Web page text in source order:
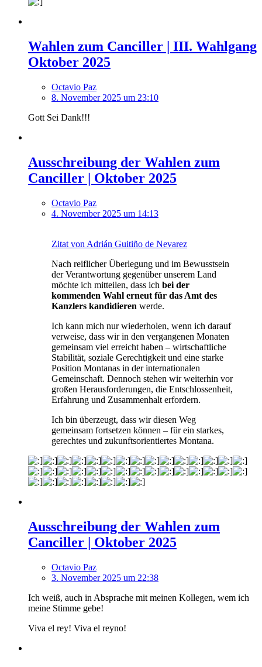
Wahlen zum Canciller | III. Wahlgang
Oktober 2025
Octavio Paz
8. November 2025 um 23:10
Gott Sei Dank!!!
Ausschreibung der Wahlen zum
Canciller | Oktober 2025
Octavio Paz
4. November 2025 um 14:13
Zitat von Adrián Guitiño de Nevarez
Nach reiflicher Überlegung und im Bewusstsein
der Verantwortung gegenüber unserem Land
möchte ich mitteilen, dass ich bei der
kommenden Wahl erneut für das Amt des
Kanzlers kandidieren werde.
Ich kann mich nur wiederholen, wenn ich darauf
verweise, dass wir in den vergangenen Monaten
gemeinsam viel erreicht haben – wirtschaftliche
Stabilität, soziale Gerechtigkeit und eine starke
Position Montanas in der internationalen
Gemeinschaft. Dennoch stehen wir weiterhin vor
großen Herausforderungen, die Entschlossenheit,
Erfahrung und Zusammenhalt erfordern.
Ich bin überzeugt, dass wir diesen Weg
gemeinsam fortsetzen können – für ein starkes,
gerechtes und zukunftsorientiertes Montana.
Ausschreibung der Wahlen zum
Canciller | Oktober 2025
Octavio Paz
3. November 2025 um 22:38
Ich weiß, auch in Absprache mit meinen Kollegen, wem ich
meine Stimme gebe!
Viva el rey! Viva el reyno!